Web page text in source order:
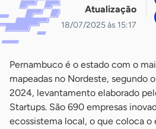
Atualização
18/07/2025 às 15:17
Pernambuco é o estado com o
mapeadas no Nordeste, segundo
2024, levantamento elaborado
Startups. São 690 empresas
ecossistema local, o que coloca o